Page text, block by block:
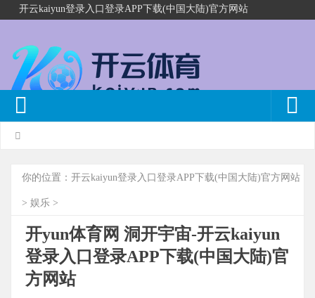
开云kaiyun登录入口登录APP下载(中国大陆)官方网站
你的位置： 开云kaiyun登录入口登录APP下载(中国大陆)官方网站
> 娱乐 >
开yun体育网 洞开宇宙-开云kaiyun
登录入口登录APP下载(中国大陆)官
方网站